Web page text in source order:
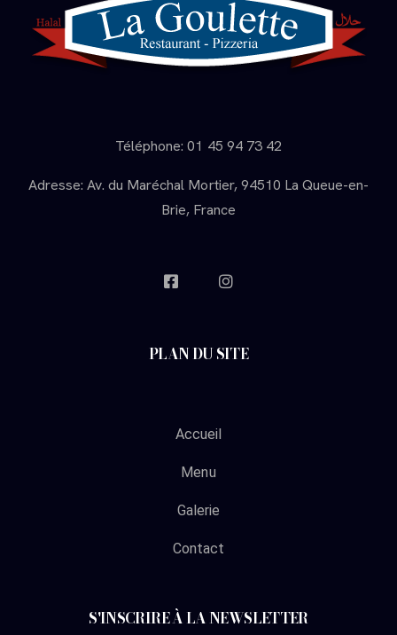
Téléphone: 01 45 94 73 42
Adresse: Av. du Maréchal Mortier, 94510 La Queue-en-
Brie, France
PLAN DU SITE
Accueil
Menu
Galerie
Contact
S'INSCRIRE À LA NEWSLETTER